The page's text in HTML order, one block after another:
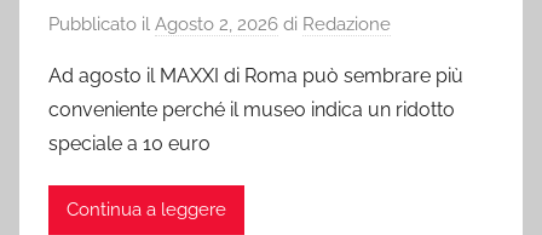
Pubblicato il Agosto 2, 2026 di Redazione
Ad agosto il MAXXI di Roma può sembrare più
conveniente perché il museo indica un ridotto
speciale a 10 euro
Continua a leggere